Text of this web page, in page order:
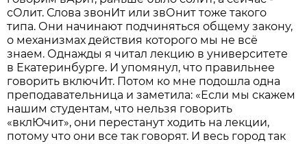
сОлит. Слова звонИт или звОнит тоже такого
типа. Они начинают подчиняться общему закону,
о механизмах действия которого мы не всё
знаем. Однажды я читал лекцию в университете
в Екатеринбурге. И упомянул, что правильнее
говорить включИт. Потом ко мне подошла одна
преподавательница и заметила: «Если мы скажем
нашим студентам, что нельзя говорить
«вклЮчит», они перестанут ходить на лекции,
потому что они все так говорят. И весь город так